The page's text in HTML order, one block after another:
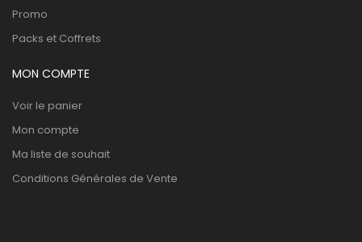
Promo
Packs et Coffrets
MON COMPTE
Voir le panier
Mon compte
Ma liste de souhait
Conditions Générales de Vente